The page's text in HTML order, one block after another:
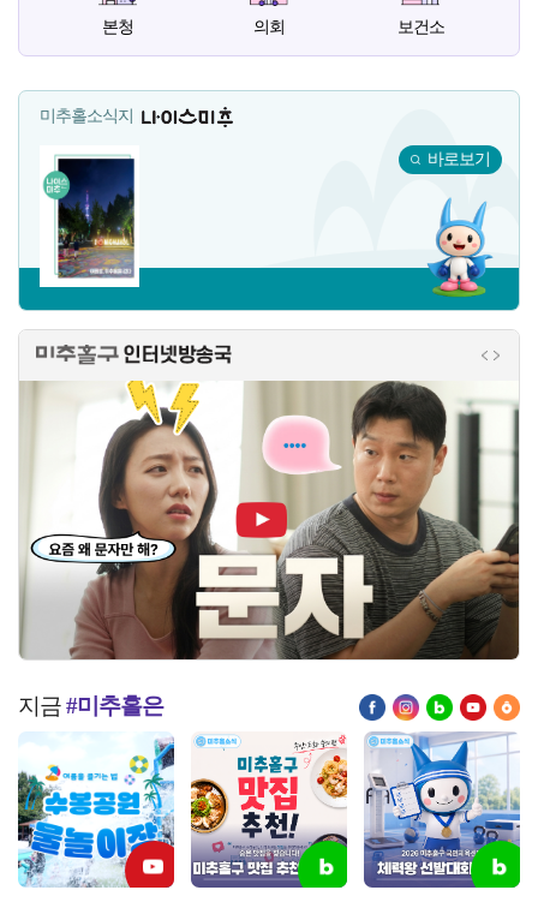
본청 의회 보건소
미추홀소식지
바로보기
인터
지금#미추홀은 페이스북인스타그램
블로그유튜브